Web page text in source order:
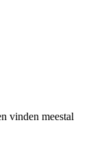
vinden meestal